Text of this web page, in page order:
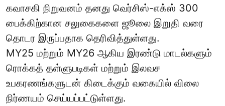
கவாசகி நிறுவனம் தனது வெர்சிஸ்-எக்ஸ் 300
பைக்கிற்கான சலுகைகளை ஜூலை இறுதி வரை
தொடர இருப்பதாக தெரிவித்துள்ளது.
MY25 மற்றும் MY26 ஆகிய இரண்டு மாடல்களும்
ரொக்கத் தள்ளுபடிகள் மற்றும் இலவச
உபகரணங்களுடன் கிடைக்கும் வகையில் விலை
நிர்ணயம் செய்யப்பட்டுள்ளது.